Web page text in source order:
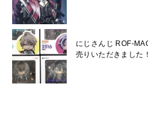
にじさんじ ROF-
売りいただきました！